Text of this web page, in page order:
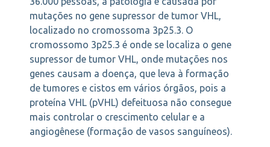
mutações no gene supressor de tumor VHL,
localizado no cromossoma 3p25.3. O
cromossomo 3p25.3 é onde se localiza o gene
supressor de tumor VHL, onde mutações nos
genes causam a doença, que leva à formação
de tumores e cistos em vários órgãos, pois a
proteína VHL (pVHL) defeituosa não consegue
mais controlar o crescimento celular e a
angiogênese (formação de vasos sanguíneos).